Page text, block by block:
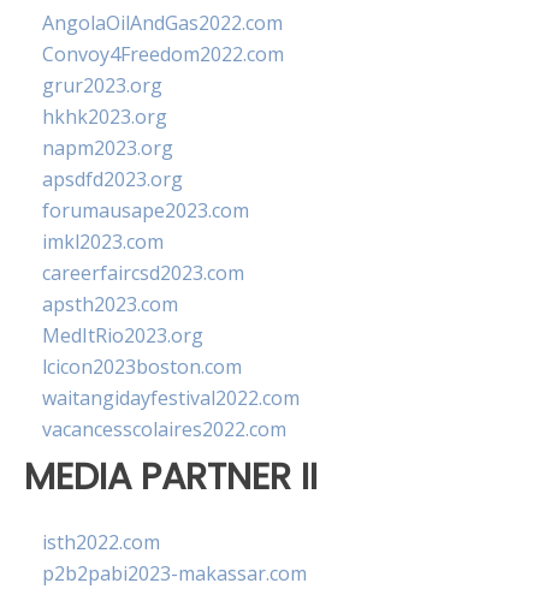
AngolaOilAndGas2022.com
Convoy4Freedom2022.com
grur2023.org
hkhk2023.org
napm2023.org
apsdfd2023.org
forumausape2023.com
imkl2023.com
careerfaircsd2023.com
apsth2023.com
MedItRio2023.org
lcicon2023boston.com
waitangidayfestival2022.com
vacancesscolaires2022.com
MEDIA PARTNER II
isth2022.com
p2b2pabi2023-makassar.com